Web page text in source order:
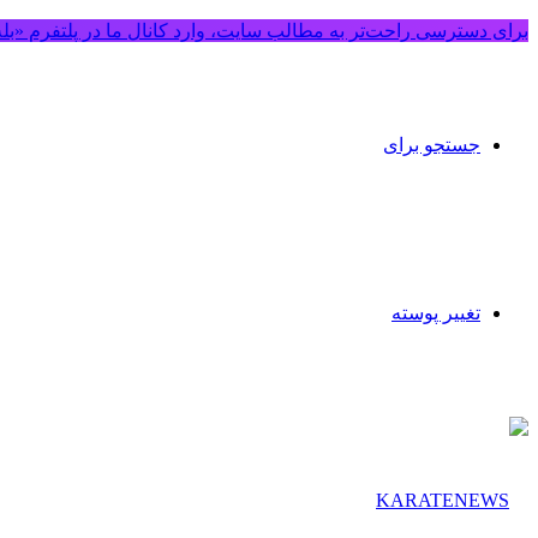
برای دسترسی راحت‌تر به مطالب سایت، وارد کانال ما در پلتفرم
جستجو برای
تغییر پوسته